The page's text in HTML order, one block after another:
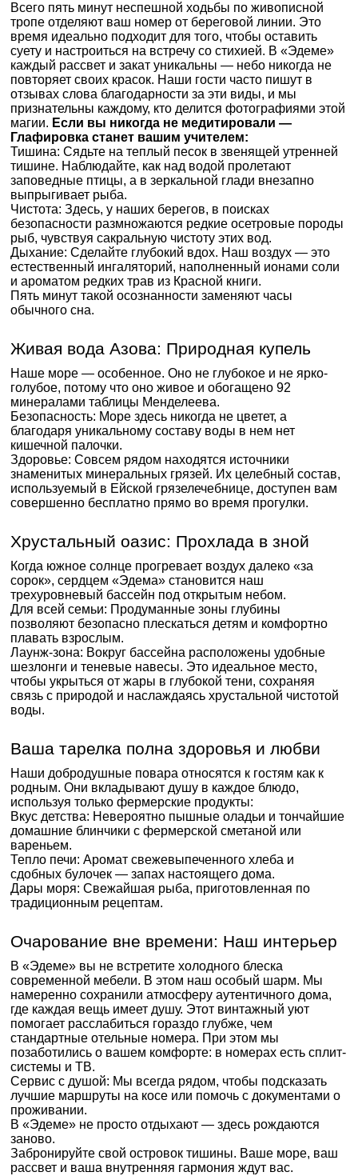
Всего пять минут неспешной ходьбы по живописной
тропе отделяют ваш номер от береговой линии. Это
время идеально подходит для того, чтобы оставить
суету и настроиться на встречу со стихией. В «Эдеме»
каждый рассвет и закат уникальны — небо никогда не
повторяет своих красок. Наши гости часто пишут в
отзывах слова благодарности за эти виды, и мы
признательны каждому, кто делится фотографиями этой
магии. Если вы никогда не медитировали —
Глафировка станет вашим учителем:
Тишина: Сядьте на теплый песок в звенящей утренней
тишине. Наблюдайте, как над водой пролетают
заповедные птицы, а в зеркальной глади внезапно
выпрыгивает рыба.
Чистота: Здесь, у наших берегов, в поисках
безопасности размножаются редкие осетровые породы
рыб, чувствуя сакральную чистоту этих вод.
Дыхание: Сделайте глубокий вдох. Наш воздух — это
естественный ингаляторий, наполненный ионами соли
и ароматом редких трав из Красной книги.
Пять минут такой осознанности заменяют часы
обычного сна.
Живая вода Азова: Природная купель
Наше море — особенное. Оно не глубокое и не ярко-
голубое, потому что оно живое и обогащено 92
минералами таблицы Менделеева.
Безопасность: Море здесь никогда не цветет, а
благодаря уникальному составу воды в нем нет
кишечной палочки.
Здоровье: Совсем рядом находятся источники
знаменитых минеральных грязей. Их целебный состав,
используемый в Ейской грязелечебнице, доступен вам
совершенно бесплатно прямо во время прогулки.
Хрустальный оазис: Прохлада в зной
Когда южное солнце прогревает воздух далеко «за
сорок», сердцем «Эдема» становится наш
трехуровневый бассейн под открытым небом.
Для всей семьи: Продуманные зоны глубины
позволяют безопасно плескаться детям и комфортно
плавать взрослым.
Лаунж-зона: Вокруг бассейна расположены удобные
шезлонги и теневые навесы. Это идеальное место,
чтобы укрыться от жары в глубокой тени, сохраняя
связь с природой и наслаждаясь хрустальной чистотой
воды.
Ваша тарелка полна здоровья и любви
Наши добродушные повара относятся к гостям как к
родным. Они вкладывают душу в каждое блюдо,
используя только фермерские продукты:
Вкус детства: Невероятно пышные оладьи и тончайшие
домашние блинчики с фермерской сметаной или
вареньем.
Тепло печи: Аромат свежевыпеченного хлеба и
сдобных булочек — запах настоящего дома.
Дары моря: Свежайшая рыба, приготовленная по
традиционным рецептам.
Очарование вне времени: Наш интерьер
В «Эдеме» вы не встретите холодного блеска
современной мебели. В этом наш особый шарм. Мы
намеренно сохранили атмосферу аутентичного дома,
где каждая вещь имеет душу. Этот винтажный уют
помогает расслабиться гораздо глубже, чем
стандартные отельные номера. При этом мы
позаботились о вашем комфорте: в номерах есть сплит-
системы и ТВ.
Сервис с душой: Мы всегда рядом, чтобы подсказать
лучшие маршруты на косе или помочь с документами о
проживании.
В «Эдеме» не просто отдыхают — здесь рождаются
заново.
Забронируйте свой островок тишины. Ваше море, ваш
рассвет и ваша внутренняя гармония ждут вас.